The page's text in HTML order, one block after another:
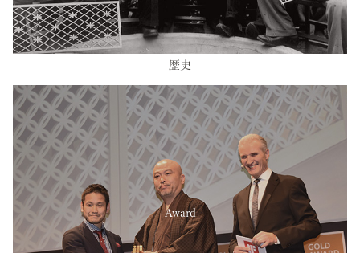
歴史
Award